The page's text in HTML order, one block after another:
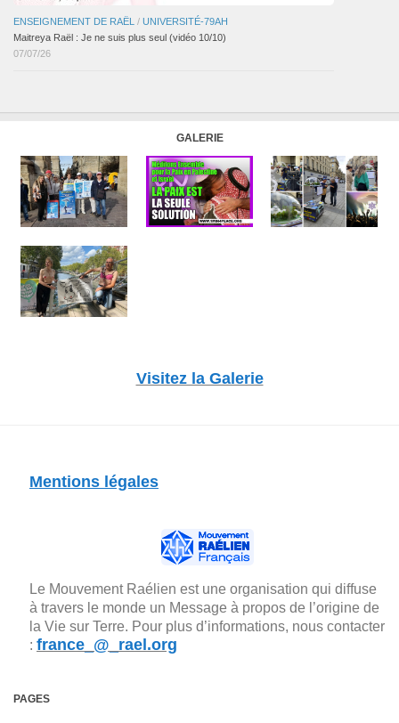
ENSEIGNEMENT DE RAËL / UNIVERSITÉ-79AH
Maitreya Raël : Je ne suis plus seul (vidéo 10/10)
07/07/26
GALERIE
Visitez la Galerie
Mentions légales
Le Mouvement Raélien est une organisation qui diffuse
à travers le monde un Message à propos de l’origine de
la Vie sur Terre. Pour plus d’informations, nous contacter
: france_@_rael.org
PAGES